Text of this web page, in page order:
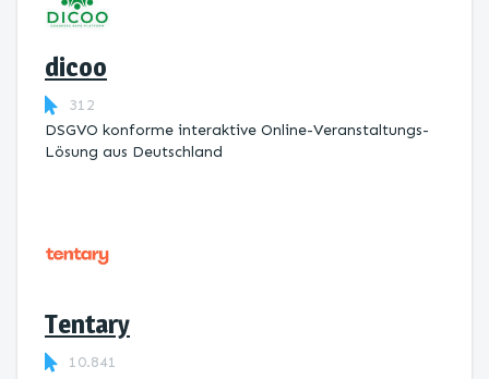
dicoo
312
DSGVO konforme interaktive Online-Veranstaltungs-
Lösung aus Deutschland
Tentary
10.841